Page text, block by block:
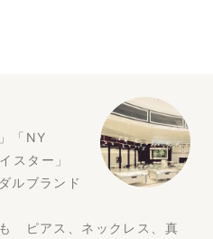
「NY
スター」
ルブランド
ピアス、ネックレス、真